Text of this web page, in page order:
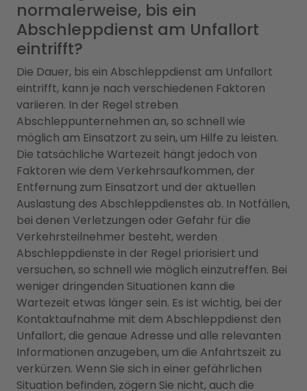
normalerweise, bis ein
Abschleppdienst am Unfallort
eintrifft?
Die Dauer, bis ein Abschleppdienst am Unfallort
eintrifft, kann je nach verschiedenen Faktoren
variieren. In der Regel streben
Abschleppunternehmen an, so schnell wie
möglich am Einsatzort zu sein, um Hilfe zu leisten.
Die tatsächliche Wartezeit hängt jedoch von
Faktoren wie dem Verkehrsaufkommen, der
Entfernung zum Einsatzort und der aktuellen
Auslastung des Abschleppdienstes ab. In Notfällen,
bei denen Verletzungen oder Gefahr für die
Verkehrsteilnehmer besteht, werden
Abschleppdienste in der Regel priorisiert und
versuchen, so schnell wie möglich einzutreffen. Bei
weniger dringenden Situationen kann die
Wartezeit etwas länger sein. Es ist wichtig, bei der
Kontaktaufnahme mit dem Abschleppdienst den
Unfallort, die genaue Adresse und alle relevanten
Informationen anzugeben, um die Anfahrtszeit zu
verkürzen. Wenn Sie sich in einer gefährlichen
Situation befinden, zögern Sie nicht, auch die